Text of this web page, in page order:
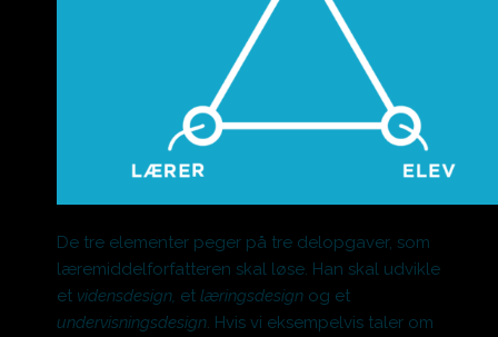
De tre elementer peger på tre delopgaver, som
læremiddelforfatteren skal løse. Han skal udvikle
et vidensdesign, etlæringsdesign og et
undervisningsdesign Hvis vi eksempelvis taler om